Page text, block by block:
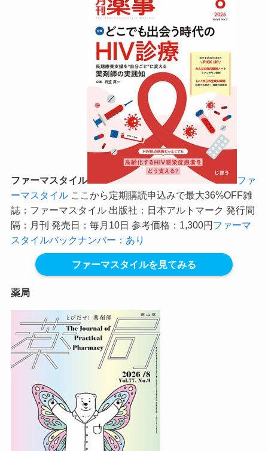
ファーマスタイル
ファ
ーマスタイル ここから定期購読申込みで最大36%OFF雑
誌：ファーマスタイル 出版社：日本アルトマーク 発行間
隔：月刊 発売日：毎月10日 参考価格：1,300円 ファーマ
スタイルバックナンバー：あり
ファーマスタイルを見てみる
薬局